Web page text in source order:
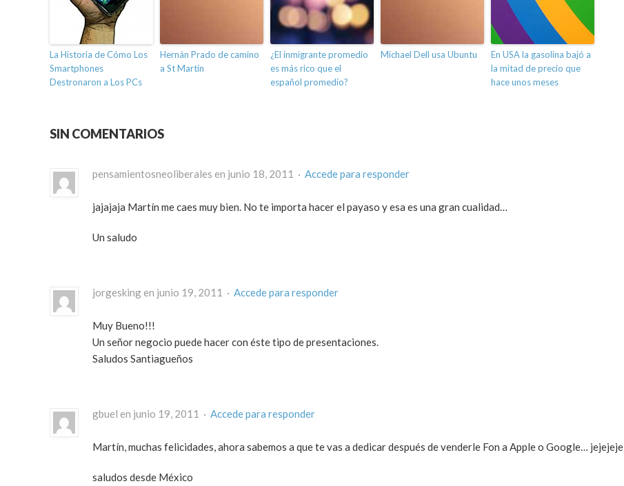
La Historia de Cómo Los
Smartphones
Destronaron a Los PCs
Hernán Prado de camino
a St Martin
¿El inmigrante promedio
es más rico que el
español promedio?
Michael Dell usa Ubuntu
En USA la gasolina bajó a
la mitad de precio que
hace unos meses
SIN COMENTARIOS
pensamientosneoliberales en junio 18, 2011 · Accede para responder
jajajaja Martín me caes muy bien. No te importa hacer el payaso y esa es una gran cualidad…
Un saludo
jorgesking en junio 19, 2011 · Accede para responder
Muy Bueno!!!
Un señor negocio puede hacer con éste tipo de presentaciones.
Saludos Santiagueños
gbuel en junio 19, 2011 · Accede para responder
Martín, muchas felicidades, ahora sabemos a que te vas a dedicar después de venderle Fon a Apple o Google… jejejeje
saludos desde México